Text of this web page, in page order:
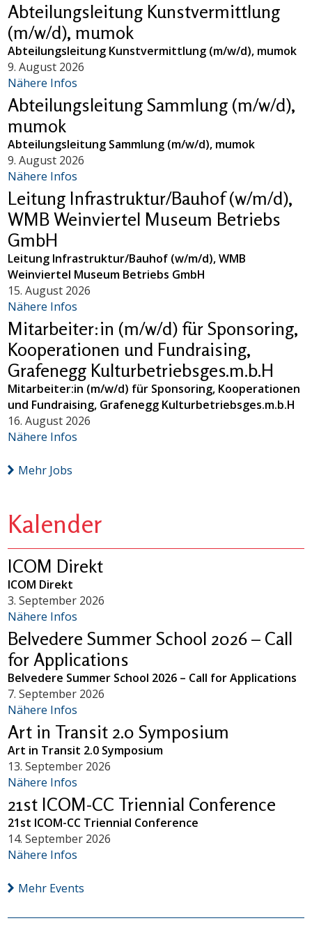
Abteilungsleitung Kunstvermittlung
(m/w/d), mumok
Abteilungsleitung Kunstvermittlung (m/w/d), mumok
9. August 2026
Nähere Infos
Abteilungsleitung Sammlung (m/w/d),
mumok
Abteilungsleitung Sammlung (m/w/d), mumok
9. August 2026
Nähere Infos
Leitung Infrastruktur/Bauhof (w/m/d),
WMB Weinviertel Museum Betriebs
GmbH
Leitung Infrastruktur/Bauhof (w/m/d), WMB
Weinviertel Museum Betriebs GmbH
15. August 2026
Nähere Infos
Mitarbeiter:in (m/w/d) für Sponsoring,
Kooperationen und Fundraising,
Grafenegg Kulturbetriebsges.m.b.H
Mitarbeiter:in (m/w/d) für Sponsoring, Kooperationen
und Fundraising, Grafenegg Kulturbetriebsges.m.b.H
16. August 2026
Nähere Infos
Mehr Jobs
Kalender
ICOM Direkt
ICOM Direkt
3. September 2026
Nähere Infos
Belvedere Summer School 2026 – Call
for Applications
Belvedere Summer School 2026 – Call for Applications
7. September 2026
Nähere Infos
Art in Transit 2.0 Symposium
Art in Transit 2.0 Symposium
13. September 2026
Nähere Infos
21st ICOM-CC Triennial Conference
21st ICOM-CC Triennial Conference
14. September 2026
Nähere Infos
Mehr Events